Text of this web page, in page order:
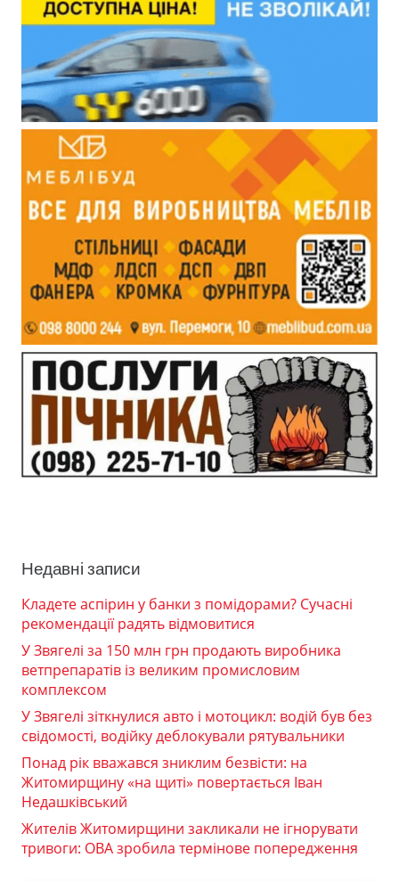
Недавні записи
Кладете аспірин у банки з помідорами? Сучасні
рекомендації радять відмовитися
У Звягелі за 150 млн грн продають виробника
ветпрепаратів із великим промисловим
комплексом
У Звягелі зіткнулися авто і мотоцикл: водій був без
свідомості, водійку деблокували рятувальники
Понад рік вважався зниклим безвісти: на
Житомирщину «на щиті» повертається Іван
Недашківський
Жителів Житомирщини закликали не ігнорувати
тривоги: ОВА зробила термінове попередження